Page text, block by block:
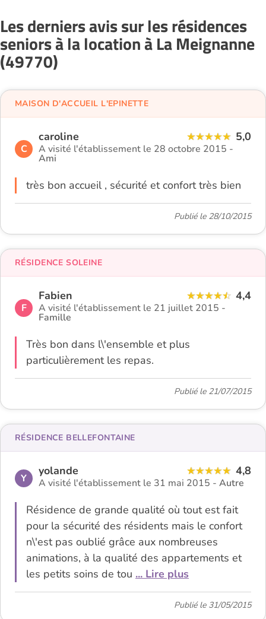
Les derniers avis sur les résidences
seniors à la location à La Meignanne
(49770)
C
caroline 5,0
A visité l'établissement le 28 octobre 2015 -
Ami
très bon accueil , sécurité et confort très bien
MAISON D'ACCUEIL L'EPINETTE
Publié le 28/10/2015
F
Fabien 4,4
A visité l'établissement le 21 juillet 2015 -
Famille
Très bon dans l\'ensemble et plus
particulièrement les repas.
RÉSIDENCE SOLEINE
Publié le 21/07/2015
Y
yolande 4,8
A visité l'établissement le 31 mai 2015 - Autre
Résidence de grande qualité où tout est fait
pour la sécurité des résidents mais le confort
n\'est pas oublié grâce aux nombreuses
animations, à la qualité des appartements et
les petits soins de tou ... Lire plus
RÉSIDENCE BELLEFONTAINE
Publié le 31/05/2015